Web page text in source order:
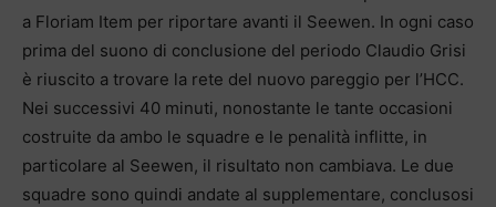
a Floriam Item per riportare avanti il Seewen. In ogni caso
prima del suono di conclusione del periodo Claudio Grisi
è riuscito a trovare la rete del nuovo pareggio per l’HCC.
Nei successivi 40 minuti, nonostante le tante occasioni
costruite da ambo le squadre e le penalità inflitte, in
particolare al Seewen, il risultato non cambiava. Le due
squadre sono quindi andate al supplementare, conclusosi